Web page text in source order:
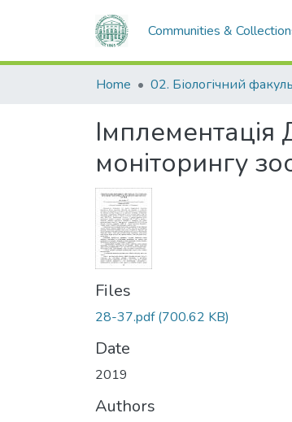
Communities &
Home 02. Біологічний
моніторингу
Files
28-37.pdf(700.62 KB)
Date
2019
Authors